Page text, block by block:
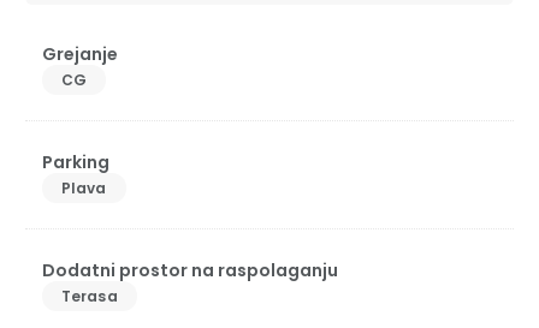
Grejanje
CG
Parking
Plava
Dodatni prostor na raspolaganju
Terasa